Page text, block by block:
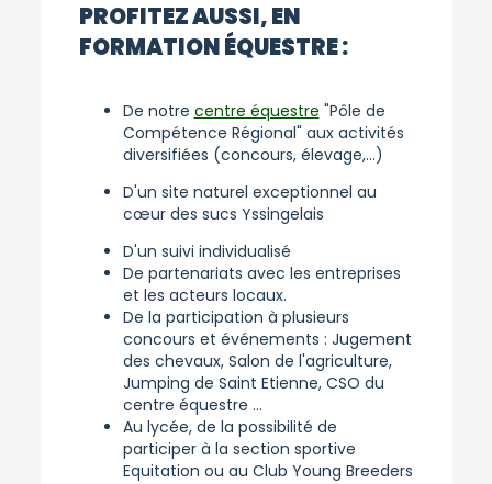
PROFITEZ AUSSI, EN
FORMATION ÉQUESTRE :
De notre centre équestre "Pôle de
Compétence Régional" aux activités
diversifiées (concours, élevage,...)
D'un site naturel exceptionnel au
cœur des sucs Yssingelais
D'un suivi individualisé
De partenariats avec les entreprises
et les acteurs locaux.
De la participation à plusieurs
concours et événements : Jugement
des chevaux, Salon de l'agriculture,
Jumping de Saint Etienne, CSO du
centre équestre ...
Au lycée, de la possibilité de
participer à la section sportive
Equitation ou au Club Young Breeders